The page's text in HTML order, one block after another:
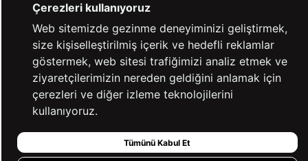
YARDIM
BİZE ULAŞIN
HIZLI ERİŞİM
Çerezleri kullanıyoruz
Web sitemizde gezinme deneyiminizi geliştirmek,
size kişiselleştirilmiş içerik ve hedefli reklamlar
göstermek, web sitesi trafiğimizi analiz etmek ve
ziyaretçilerimizin nereden geldiğini anlamak için
çerezleri ve diğer izleme teknolojilerini
kullanıyoruz.
Tümünü Kabul Et